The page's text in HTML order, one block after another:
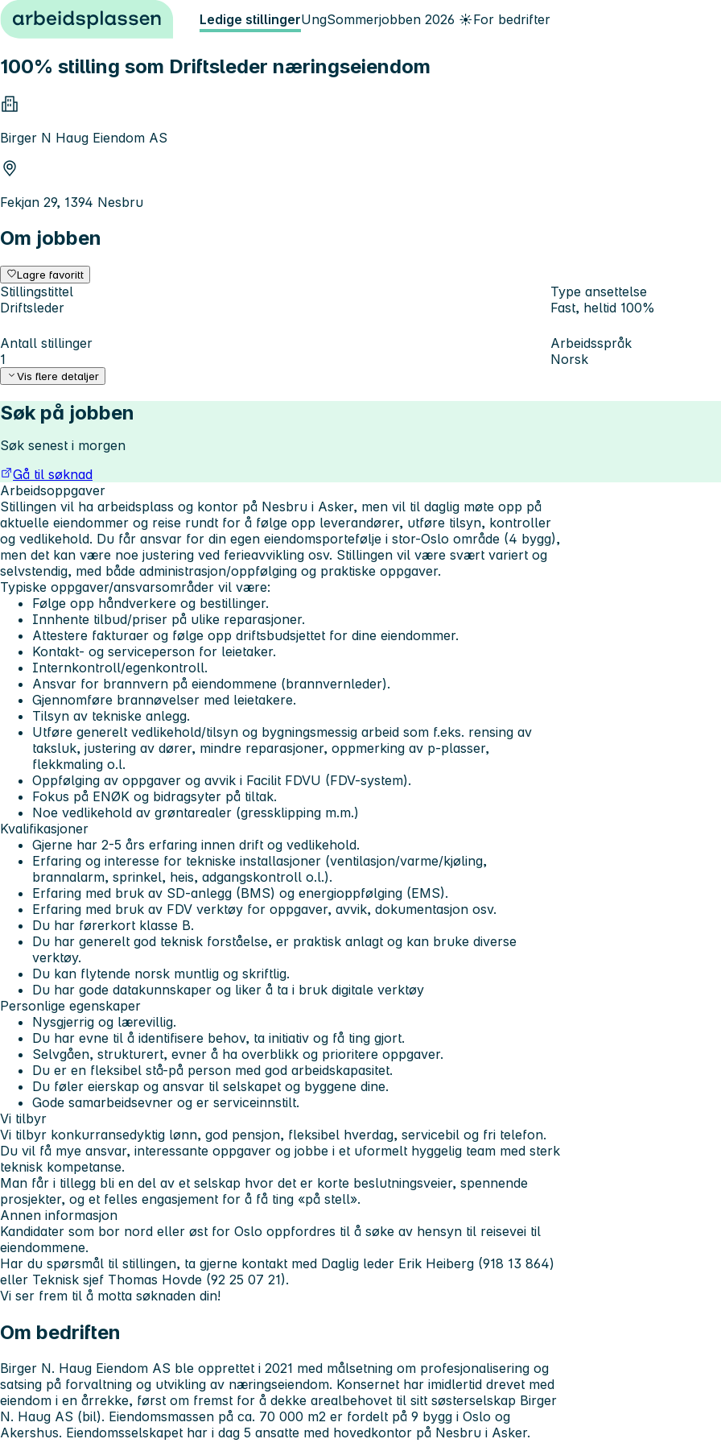
Hopp til innhold Ledige stillingerUngSommerjobben 2026 ☀️For bedrifter
100% stilling som Driftsleder næringseiendom
Birger N Haug Eiendom AS
Fekjan 29, 1394 Nesbru
Om jobben
Lagre favoritt
Stillingstittel
Driftsleder
Type ansettelse
Fast, heltid 100%
Antall stillinger
1
Arbeidsspråk
Norsk
Vis flere detaljer
Søk på jobben
Søk senest i morgen
Gå til søknad
Arbeidsoppgaver
Stillingen vil ha arbeidsplass og kontor på Nesbru i Asker, men vil til daglig møte opp på
aktuelle eiendommer og reise rundt for å følge opp leverandører, utføre tilsyn, kontroller
og vedlikehold. Du får ansvar for din egen eiendomsportefølje i stor-Oslo område (4 bygg),
men det kan være noe justering ved ferieavvikling osv. Stillingen vil være svært variert og
selvstendig, med både administrasjon/oppfølging og praktiske oppgaver.
Typiske oppgaver/ansvarsområder vil være:
Følge opp håndverkere og bestillinger.
Innhente tilbud/priser på ulike reparasjoner.
Attestere fakturaer og følge opp driftsbudsjettet for dine eiendommer.
Kontakt- og serviceperson for leietaker.
Internkontroll/egenkontroll.
Ansvar for brannvern på eiendommene (brannvernleder).
Gjennomføre brannøvelser med leietakere.
Tilsyn av tekniske anlegg.
Utføre generelt vedlikehold/tilsyn og bygningsmessig arbeid som f.eks. rensing av
taksluk, justering av dører, mindre reparasjoner, oppmerking av p-plasser,
flekkmaling o.l.
Oppfølging av oppgaver og avvik i Facilit FDVU (FDV-system).
Fokus på ENØK og bidragsyter på tiltak.
Noe vedlikehold av grøntarealer (gressklipping m.m.)
Kvalifikasjoner
Gjerne har 2-5 års erfaring innen drift og vedlikehold.
Erfaring og interesse for tekniske installasjoner (ventilasjon/varme/kjøling,
brannalarm, sprinkel, heis, adgangskontroll o.l.).
Erfaring med bruk av SD-anlegg (BMS) og energioppfølging (EMS).
Erfaring med bruk av FDV verktøy for oppgaver, avvik, dokumentasjon osv.
Du har førerkort klasse B.
Du har generelt god teknisk forståelse, er praktisk anlagt og kan bruke diverse
verktøy.
Du kan flytende norsk muntlig og skriftlig.
Du har gode datakunnskaper og liker å ta i bruk digitale verktøy
Personlige egenskaper
Nysgjerrig og lærevillig.
Du har evne til å identifisere behov, ta initiativ og få ting gjort.
Selvgåen, strukturert, evner å ha overblikk og prioritere oppgaver.
Du er en fleksibel stå-på person med god arbeidskapasitet.
Du føler eierskap og ansvar til selskapet og byggene dine.
Gode samarbeidsevner og er serviceinnstilt.
Vi tilbyr
Vi tilbyr konkurransedyktig lønn, god pensjon, fleksibel hverdag, servicebil og fri telefon.
Du vil få mye ansvar, interessante oppgaver og jobbe i et uformelt hyggelig team med sterk
teknisk kompetanse.
Man får i tillegg bli en del av et selskap hvor det er korte beslutningsveier, spennende
prosjekter, og et felles engasjement for å få ting «på stell».
Annen informasjon
Kandidater som bor nord eller øst for Oslo oppfordres til å søke av hensyn til reisevei til
eiendommene.
Har du spørsmål til stillingen, ta gjerne kontakt med Daglig leder Erik Heiberg (918 13 864)
eller Teknisk sjef Thomas Hovde (92 25 07 21).
Vi ser frem til å motta søknaden din!
Om bedriften
Birger N. Haug Eiendom AS ble opprettet i 2021 med målsetning om profesjonalisering og
satsing på forvaltning og utvikling av næringseiendom. Konsernet har imidlertid drevet med
eiendom i en årrekke, først om fremst for å dekke arealbehovet til sitt søsterselskap Birger
N. Haug AS (bil). Eiendomsmassen på ca. 70 000 m2 er fordelt på 9 bygg i Oslo og
Akershus. Eiendomsselskapet har i dag 5 ansatte med hovedkontor på Nesbru i Asker.